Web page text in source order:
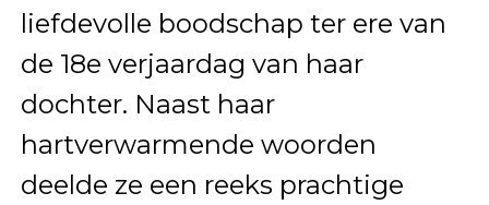
liefdevolle boodschap ter ere van
de 18e verjaardag van haar
dochter. Naast haar
hartverwarmende woorden
deelde ze een reeks prachtige